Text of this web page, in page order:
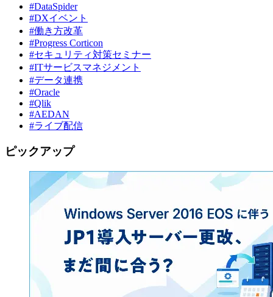
#DataSpider
#DXイベント
#働き方改革
#Progress Corticon
#セキュリティ対策セミナー
#ITサービスマネジメント
#データ連携
#Oracle
#Qlik
#AEDAN
#ライブ配信
ピックアップ